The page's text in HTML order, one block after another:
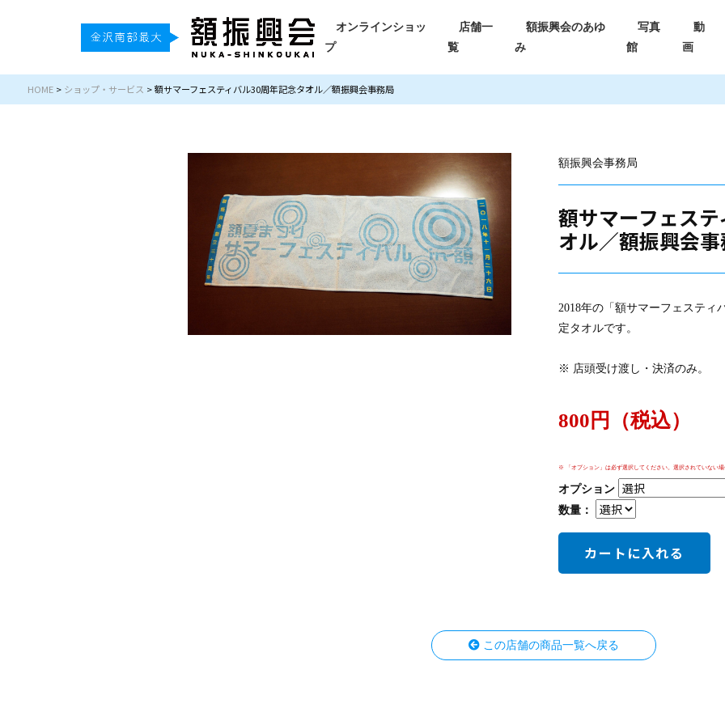
オンラインショッ
プ
店舗一
覧
額振興会のあゆ
み
写真
館
動
画
HOME> ショップ・サービス >額サマーフェスティバル30周年記念タオル／額振興会事務局
額振興会事務局
額サマーフェス
オル／額振興会
2018年の「額サマーフェスティ
定タオルです。
※ 店頭受け渡し・決済のみ。
800円（税込）
※ 「オプション」は必ず選択してください。選択されていない
オプション
数量：
この店舗の商品一覧へ戻る